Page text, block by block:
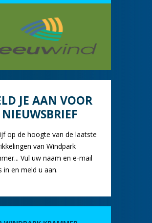
JE AAN VOOR
NIEUWSBRIEF
op de hoogte van de laatste
van Windpark
Vul uw naam en e-mail
in en meld u aan.